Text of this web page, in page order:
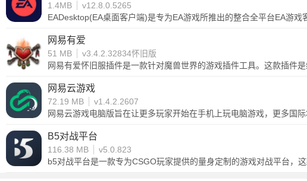
1.4MB
v12.8.0.5265
EADesktop(EA桌面客户端)是专为EA游戏所推出的整合全平台EA游
下载试试吧。
网易有爱
51 MB
v3.4.2.32834怀旧版
网易有爱怀旧服插件是一款针对魔兽世界的游戏插件工具。这款插件
网易云游戏
72.19 MB
v1.4.2.2607
网易云游戏电脑版旨在让更多玩家开始在手机上玩电脑游戏，更多国
B5对战平台
116.38 MB
v5.0.823
b5对战平台是一款专为CSGO玩家提供的量身定制的游戏对战平台，